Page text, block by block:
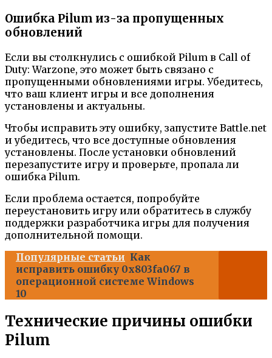
Ошибка Pilum из-за пропущенных
обновлений
Если вы столкнулись с ошибкой Pilum в Call of
Duty: Warzone, это может быть связано с
пропущенными обновлениями игры. Убедитесь,
что ваш клиент игры и все дополнения
установлены и актуальны.
Чтобы исправить эту ошибку, запустите Battle.net
и убедитесь, что все доступные обновления
установлены. После установки обновлений
перезапустите игру и проверьте, пропала ли
ошибка Pilum.
Если проблема остается, попробуйте
переустановить игру или обратитесь в службу
поддержки разработчика игры для получения
дополнительной помощи.
Популярные статьи Как
исправить ошибку 0x803fa067 в
операционной системе Windows
10
Технические причины ошибки
Pilum